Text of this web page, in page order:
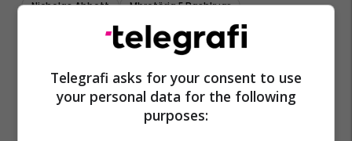
Nicholas Abbott Mbretëria E Bashkuar
Telegrafi asks for your consent to use
your personal data for the following
purposes: